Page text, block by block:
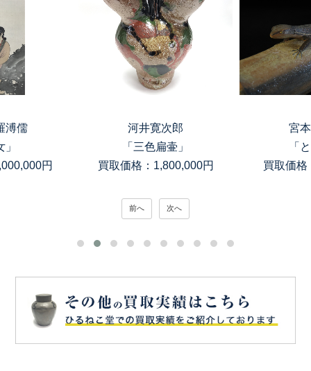
溥儒
円
河井寛次郎
「三色扁壷」
買取価格：1,800,000円
宮
「
買取価格
前へ 次へ